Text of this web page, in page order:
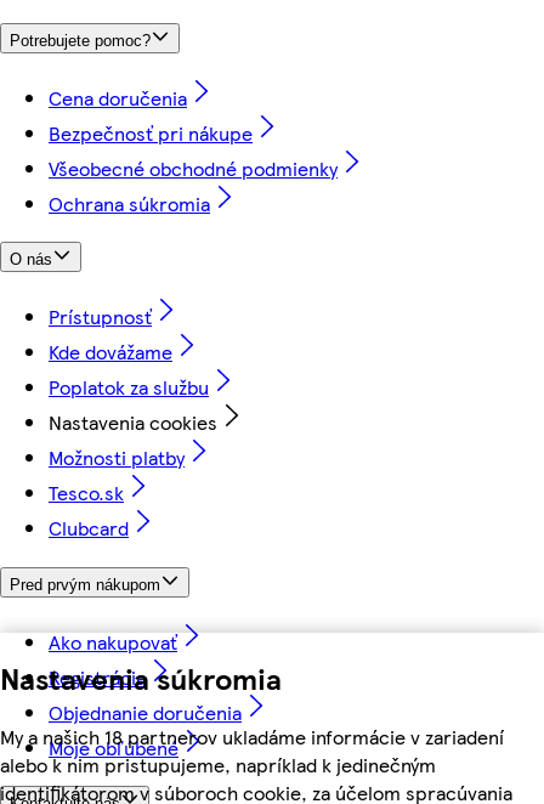
Nastavenia súkromia
My a našich 18 partnerov ukladáme informácie v zariadení
alebo k nim pristupujeme, napríklad k jedinečným
identifikátorom v súboroch cookie, za účelom spracúvania
Potrebujete pomoc?
Cena doručenia
Bezpečnosť pri nákupe
Všeobecné obchodné podmienky
Ochrana súkromia
O nás
Prístupnosť
Kde dovážame
Poplatok za službu
Nastavenia cookies
Možnosti platby
Tesco.sk
Clubcard
Pred prvým nákupom
Ako nakupovať
Registrácia
Objednanie doručenia
Moje obľúbené